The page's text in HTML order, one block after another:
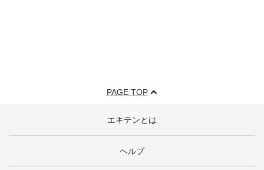
PAGE TOP
エキテンとは
ヘルプ